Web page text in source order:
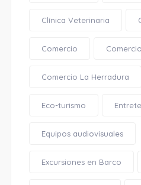
Clínica Veterinaria
Comercio
Comercio La Herradura
Eco-turismo
Equipos audiovisuales
Excursiones en Barco